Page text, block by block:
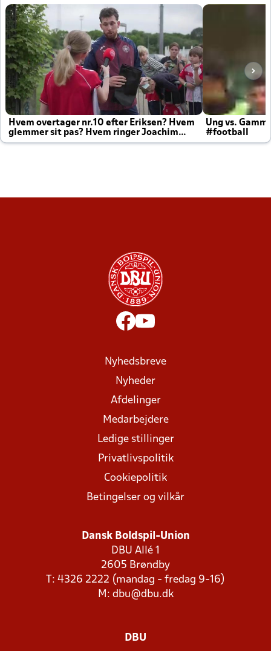
Hvem overtager nr.10 efter Eriksen? Hvem
glemmer sit pas? Hvem ringer Joachim
altid til efter kampe?
Ung vs.
#football
Nyhedsbreve
Nyheder
Afdelinger
Medarbejdere
Ledige stillinger
Privatlivspolitik
Cookiepolitik
Betingelser og vilkår
Dansk Boldspil-Union
DBU Allé 1
2605 Brøndby
T: 4326 2222 (mandag - fredag 9-16)
M: dbu@dbu.dk
DBU